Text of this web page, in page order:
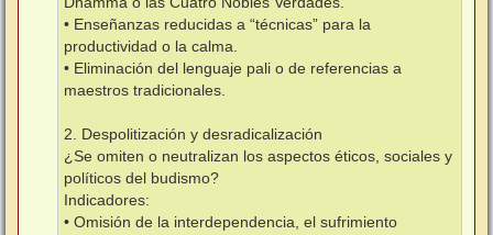
• Enseñanzas reducidas a “técnicas” para la
productividad o la calma.
• Eliminación del lenguaje pali o de referencias a
maestros tradicionales.
2. Despolitización y desradicalización
¿Se omiten o neutralizan los aspectos éticos, sociales y
políticos del budismo?
Indicadores:
• Omisión de la interdependencia, el sufrimiento